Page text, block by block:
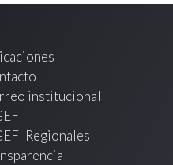
institucional
Regionales